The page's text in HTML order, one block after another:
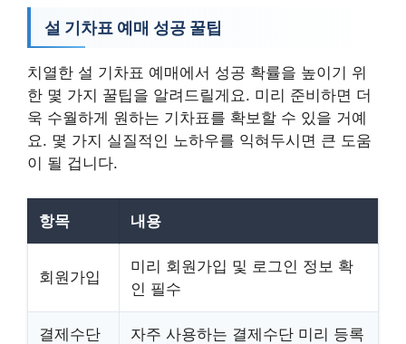
설 기차표 예매 성공 꿀팁
치열한 설 기차표 예매에서 성공 확률을 높이기 위
한 몇 가지 꿀팁을 알려드릴게요. 미리 준비하면 더
욱 수월하게 원하는 기차표를 확보할 수 있을 거예
요. 몇 가지 실질적인 노하우를 익혀두시면 큰 도움
이 될 겁니다.
항목 내용
회원가입
미리 회원가입 및 로그인 정보 확
인 필수
결제수단 자주 사용하는 결제수단 미리 등록